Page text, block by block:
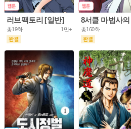
러브팩토리 [일반]
총19화 1만+ 총160화